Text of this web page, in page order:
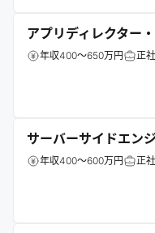
アプリディレクター
年収400～650万円 正
サーバーサイドエン
年収400～600万円 正